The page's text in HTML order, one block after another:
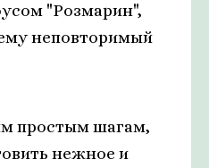
"Розмарин",
неповторимый
простым шагам,
нежное и